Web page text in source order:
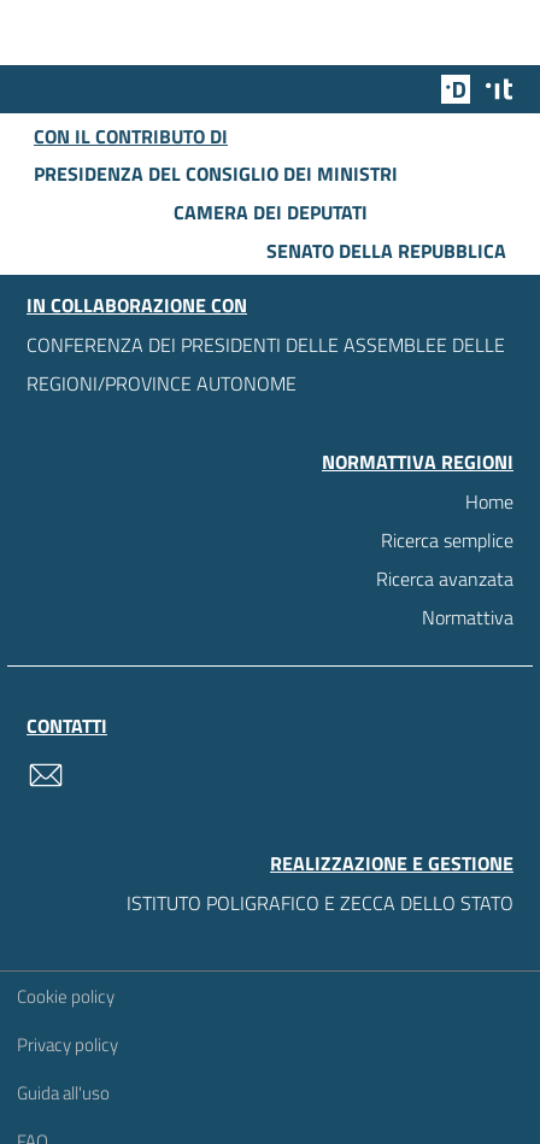
Team
CON IL CONTRIBUTO DI
PRESIDENZA DEL CONSIGLIO DEI MINISTRI
CAMERA DEI DEPUTATI
SENATO DELLA REPUBBLICA
IN COLLABORAZIONE CON
CONFERENZA DEI PRESIDENTI DELLE ASSEMBLEE DELLE
REGIONI/PROVINCE AUTONOME
NORMATTIVA REGIONI
Home
Ricerca semplice
Ricerca avanzata
Normattiva
CONTATTI
REALIZZAZIONE E GESTIONE
ISTITUTO POLIGRAFICO E ZECCA DELLO STATO
Sezione Link Utili
Cookie policy
Privacy policy
Guida all'uso